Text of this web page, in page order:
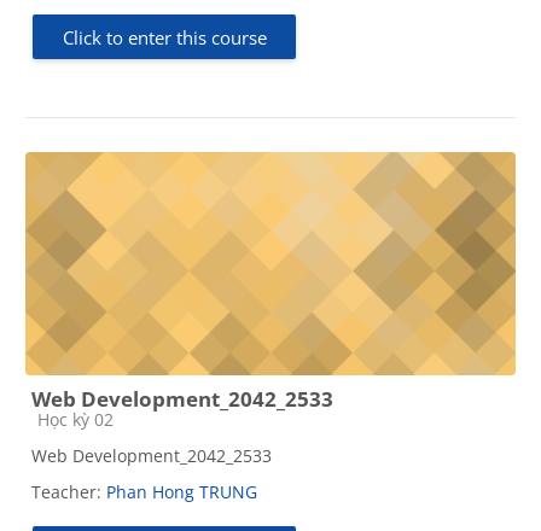
Click to enter this course
Web Development_2042_2533
Course category
Học kỳ 02
Web Development_2042_2533
Teacher: Phan Hong TRUNG